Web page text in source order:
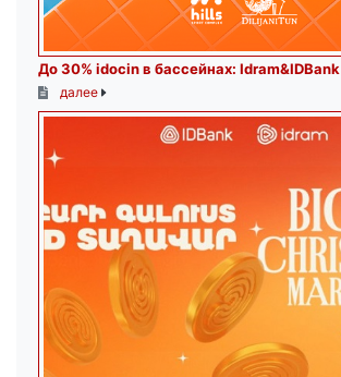
До 30% idocin в бассейнах: Idram&IDBank
далее